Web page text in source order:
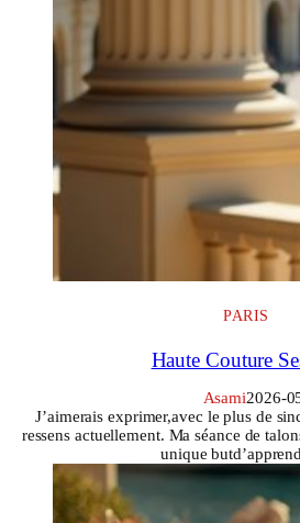
PARIS
Haute Couture
Asami2026-
J’aimerais exprimer,avec le plus de
ressens actuellement. Ma séance de
unique